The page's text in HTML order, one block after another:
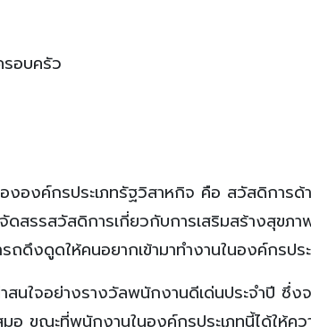
อบครัว
งองค์กรประเภทรัฐวิสาหกิจ คือ สวัสดิการ
สรรสวัสดิการเกี่ยวกับการเสริมสร้างสุขภ
ดึงดูดให้คนอยากเข้ามาทำงานในองค์กรปร
นใจอย่างรางวัลพนักงานดีเด่นประจำปี ซึ่
มอ ขณะที่พนักงานในองค์กรประเภทนี้ได้ให้